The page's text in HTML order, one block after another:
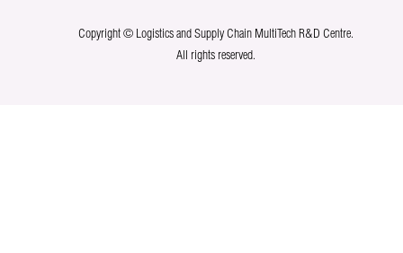
Copyright © Logistics and Supply Chain MultiTech R&D Centre.
All rights reserved.